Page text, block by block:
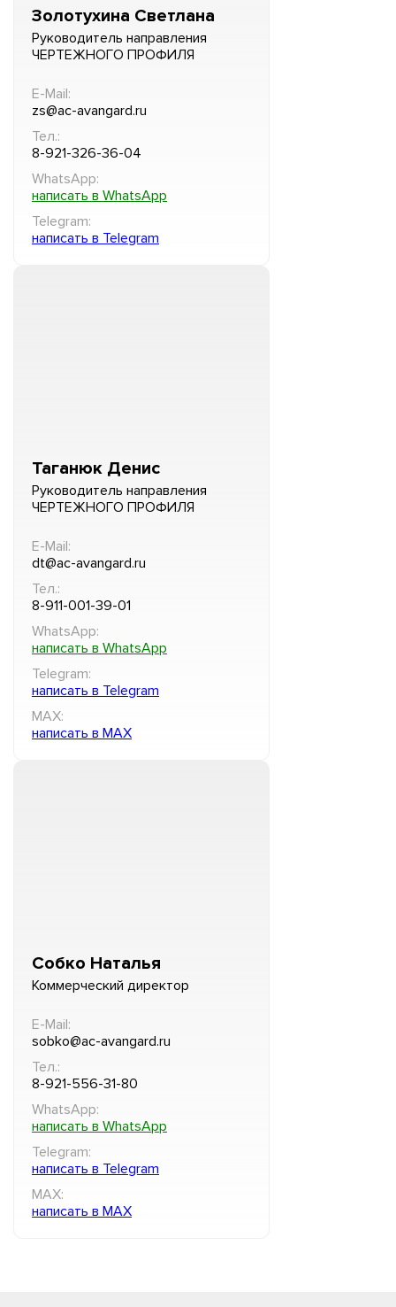
Золотухина Светлана
Руководитель направления
ЧЕРТЕЖНОГО ПРОФИЛЯ
E-Mail:
zs@ac-avangard.ru
Тел.:
8-921-326-36-04
WhatsApp:
написать в WhatsApp
Telegram:
написать в Telegram
Таганюк Денис
Руководитель направления
ЧЕРТЕЖНОГО ПРОФИЛЯ
E-Mail:
dt@ac-avangard.ru
Тел.:
8-911-001-39-01
WhatsApp:
написать в WhatsApp
Telegram:
написать в Telegram
MAX:
написать в MAX
Собко Наталья
Коммерческий директор
E-Mail:
sobko@ac-avangard.ru
Тел.:
8-921-556-31-80
WhatsApp:
написать в WhatsApp
Telegram:
написать в Telegram
MAX:
написать в MAX